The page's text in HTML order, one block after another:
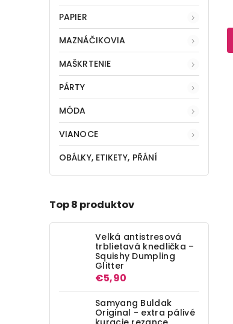
PAPIER
MAZNÁČIKOVIA
MAŠKRTENIE
PÁRTY
MÓDA
VIANOCE
OBÁLKY, ETIKETY, PŘÁNÍ
Top 8 produktov
Velká antistresová
trblietavá knedlička –
Squishy Dumpling
Glitter
€5,90
Samyang Buldak
Original - extra pálivé